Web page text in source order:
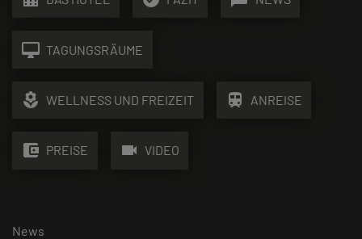
desktop_mac TAGUNGSRÄUME
local_florist WELLNESS UND FREIZEIT train ANREISE
account_balance_wallet PREISE videocam VIDEO
News